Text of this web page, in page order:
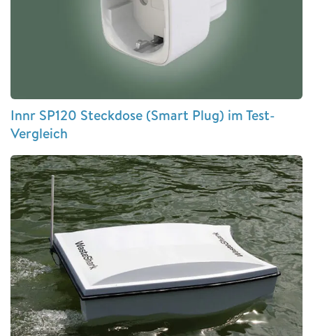
Innr SP120 Steckdose (Smart Plug) im Test-
Vergleich